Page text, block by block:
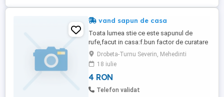
vand sapun de casa
Toata lumea stie ce este sapunul de
rufe,facut in casa:f.bun factor de curatare
si dezinfectare ,avind in compozitie si
soda caustica.Bucatile sunt taiate si mai
mici si mai mari ,de aceea pretul este
variabil intre 4-6 ron/buc.
Drobeta-Turnu Severin, Mehedinti
18 iulie
4 RON
Telefon validat